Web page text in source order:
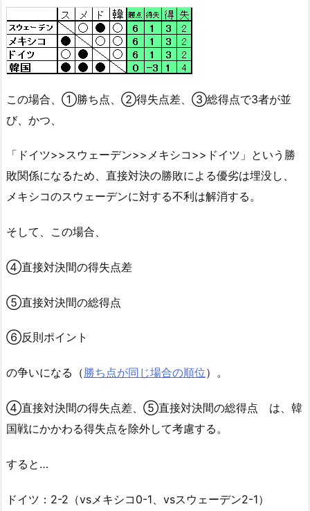
この場合、①勝ち点、②得失点差、③総得点で3者が並
び、かつ、
「ドイツ>>スウェーデン>>メキシコ>>ドイツ」という勝
敗関係になるため、直接対決の勝敗による優劣は埋没し、
メキシコのスウェーデンに対する不利は解消する。
そして、この場合、
④直接対決間の得失点差
⑤直接対決間の総得点
⑥反則ポイント
の争いになる（勝ち点が同じ場合の順位）。
④直接対決間の得失点差、⑤直接対決間の総得点 は、韓
国戦にかかわる得失点を除外して考慮する。
すると…
ドイツ：2-2（vsメキシコ0-1、vsスウェーデン2-1）